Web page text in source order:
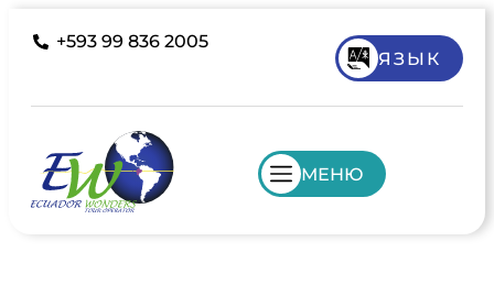
+593 99 836 2005
ЯЗЫК
МЕНЮ